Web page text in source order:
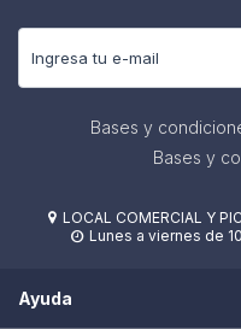
Bases y
Bases y
 LOCAL COMERCIAL Y
 Lunes a viernes de
Ayuda